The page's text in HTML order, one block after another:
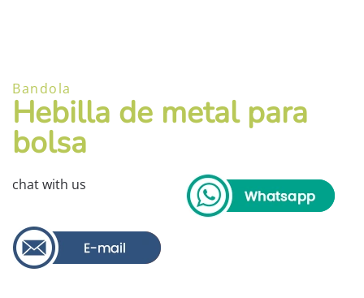
Bandola
Hebilla de metal para
bolsa
chat with us